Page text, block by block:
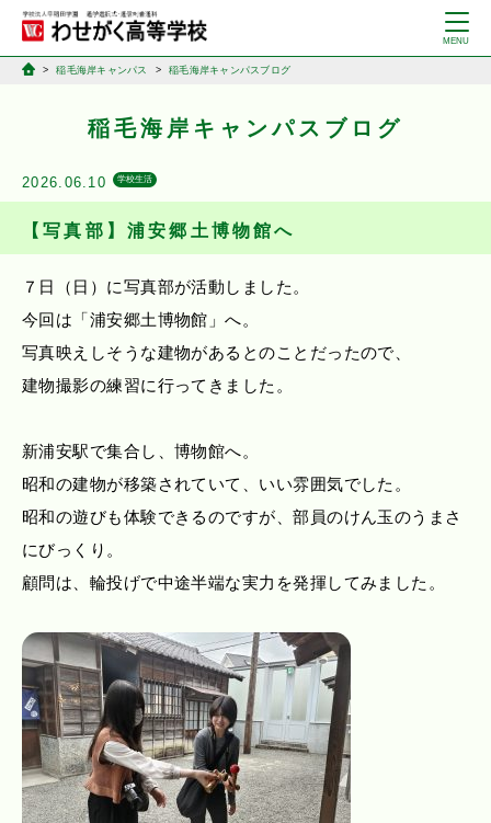
稲毛海岸キャンパス 稲毛海岸キャンパスブログ
稲毛海岸キャンパスブログ
2026.06.10 学校生活
【写真部】浦安郷土博物館へ
７日（日）に写真部が活動しました。
今回は「浦安郷土博物館」へ。
写真映えしそうな建物があるとのことだったので、
建物撮影の練習に行ってきました。
新浦安駅で集合し、博物館へ。
昭和の建物が移築されていて、いい雰囲気でした。
昭和の遊びも体験できるのですが、部員のけん玉のうまさ
にびっくり。
顧問は、輪投げで中途半端な実力を発揮してみました。